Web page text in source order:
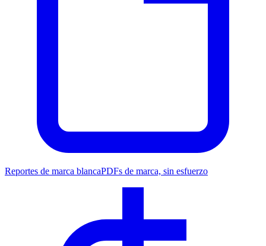
Reportes de marca blancaPDFs de marca, sin esfuerzo